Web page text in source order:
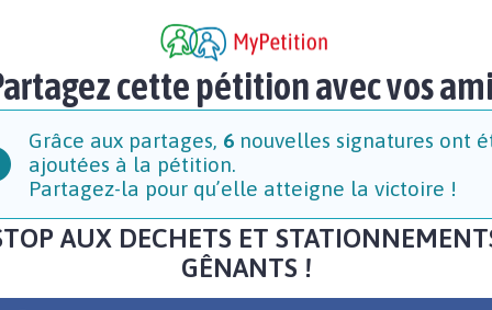
cette pétition avec vos
Grâce aux partages, 6nouvelles signatures ont
ajoutées à la pétition.
Partagez-la pour qu’elle atteigne la victoire !
AUX DECHETS ET
GÊNANTS !